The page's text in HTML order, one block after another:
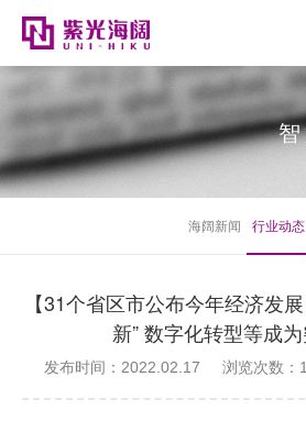
海阔新闻 行业动态
【31个省区市公布今年经济发
新” 数字化转型等成
发布时间：2022.02.17 浏览次数：